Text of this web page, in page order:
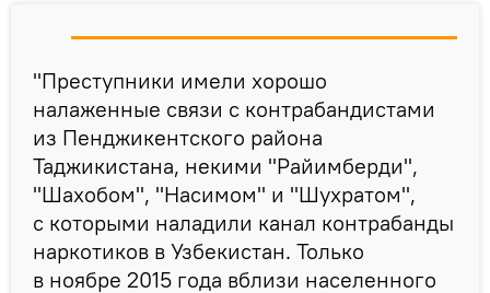
"Преступники имели хорошо
налаженные связи с контрабандистами
из Пенджикентского района
Таджикистана, некими "Райимберди",
"Шахобом", "Насимом" и "Шухратом",
с которыми наладили канал контрабанды
наркотиков в Узбекистан. Только
в ноябре 2015 года вблизи населенного